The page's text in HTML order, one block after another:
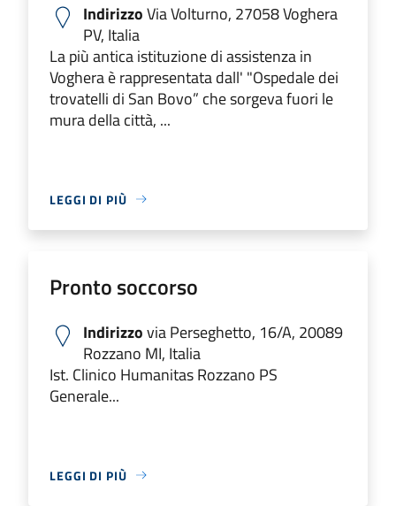
IndirizzoVia Volturno, 27058 Voghera
PV, Italia
La più antica istituzione di assistenza in
Voghera è rappresentata dall' "Ospedale dei
trovatelli di San Bovo” che sorgeva fuori le
mura della città, ...
LEGGI DI PIÙ
Pronto soccorso
Indirizzovia Perseghetto, 16/A, 20089
Rozzano MI, Italia
Ist. Clinico Humanitas Rozzano PS
Generale...
LEGGI DI PIÙ